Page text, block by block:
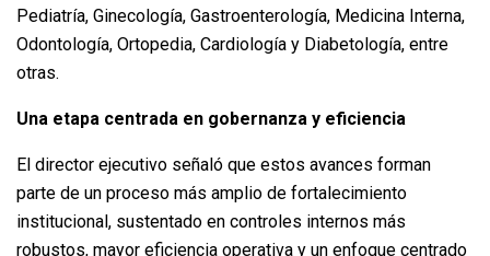
Pediatría, Ginecología, Gastroenterología, Medicina Interna,
Odontología, Ortopedia, Cardiología y Diabetología, entre
otras.
Una etapa centrada en gobernanza y eficiencia
El director ejecutivo señaló que estos avances forman
parte de un proceso más amplio de fortalecimiento
institucional, sustentado en controles internos más
robustos, mayor eficiencia operativa y un enfoque centrado